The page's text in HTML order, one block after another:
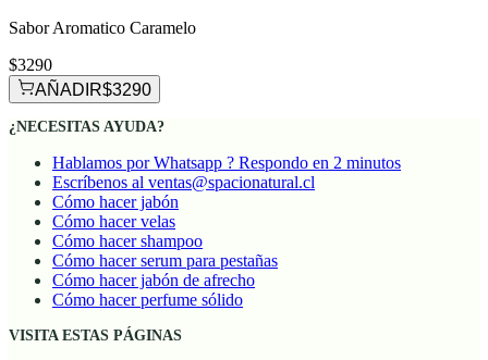
Sabor Aromatico Caramelo
$3290
AÑADIR$3290
¿NECESITAS AYUDA?
Hablamos por Whatsapp ? Respondo en 2 minutos
Escríbenos al ventas@spacionatural.cl
Cómo hacer jabón
Cómo hacer velas
Cómo hacer shampoo
Cómo hacer serum para pestañas
Cómo hacer jabón de afrecho
Cómo hacer perfume sólido
VISITA ESTAS PÁGINAS